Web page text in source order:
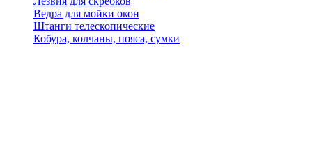
Ведра для мойки окон
Штанги телескопические
Кобура, колчаны, пояса, сумки